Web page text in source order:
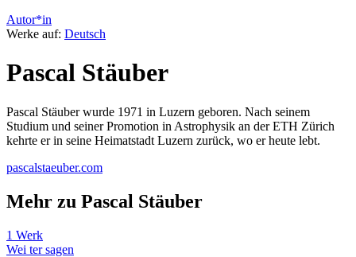
Autor*in
Werke auf: Deutsch
Pascal Stäuber
Pascal Stäuber wurde 1971 in Luzern geboren. Nach seinem
Studium und seiner Promotion in Astrophysik an der ETH Zürich
kehrte er in seine Heimatstadt Luzern zurück, wo er heute lebt.
pascalstaeuber.com
Mehr zu Pascal Stäuber
1 Werk
Wei ter sagen